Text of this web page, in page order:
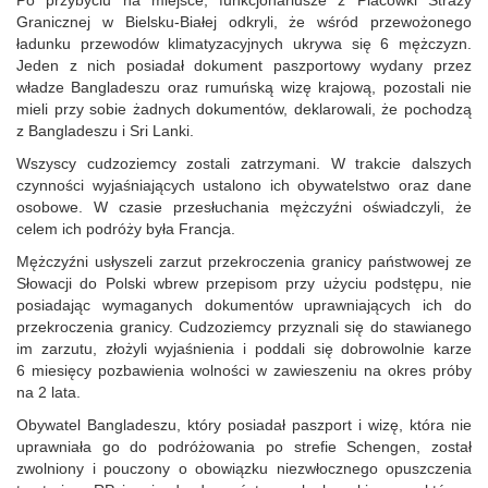
Granicznej w Bielsku-Białej odkryli, że wśród przewożonego
ładunku przewodów klimatyzacyjnych ukrywa się 6 mężczyzn.
Jeden z nich posiadał dokument paszportowy wydany przez
władze Bangladeszu oraz rumuńską wizę krajową, pozostali nie
mieli przy sobie żadnych dokumentów, deklarowali, że pochodzą
z Bangladeszu i Sri Lanki.
Wszyscy cudzoziemcy zostali zatrzymani. W trakcie dalszych
czynności wyjaśniających ustalono ich obywatelstwo oraz dane
osobowe. W czasie przesłuchania mężczyźni oświadczyli, że
celem ich podróży była Francja.
Mężczyźni usłyszeli zarzut przekroczenia granicy państwowej ze
Słowacji do Polski wbrew przepisom przy użyciu podstępu, nie
posiadając wymaganych dokumentów uprawniających ich do
przekroczenia granicy. Cudzoziemcy przyznali się do stawianego
im zarzutu, złożyli wyjaśnienia i poddali się dobrowolnie karze
6 miesięcy pozbawienia wolności w zawieszeniu na okres próby
na 2 lata.
Obywatel Bangladeszu, który posiadał paszport i wizę, która nie
uprawniała go do podróżowania po strefie Schengen, został
zwolniony i pouczony o obowiązku niezwłocznego opuszczenia